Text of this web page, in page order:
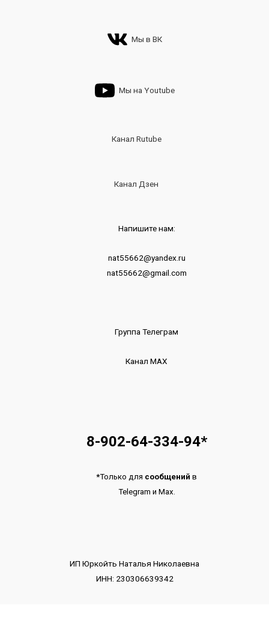
Мы в ВК
Мы на Youtube
Канал Rutube
Канал Дзен
Напишите нам:
nat55662@yandex.ru
nat55662@gmail.com
Группа Телеграм
Канал МАХ
8-902-64-334-94*
*Только для сообщений в
Telegram и Max.
ИП Юркойть Наталья Николаевна
ИНН: 230306639342